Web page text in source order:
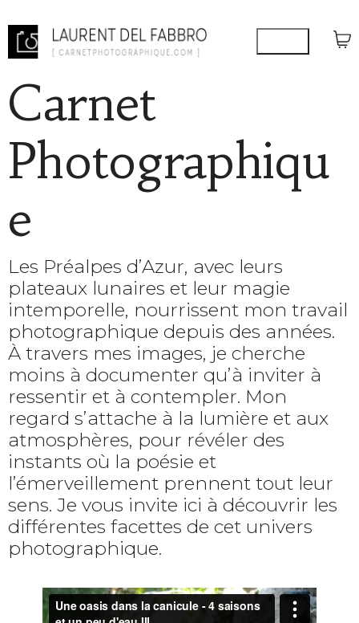
Carnet
Photographiqu
e
Les Préalpes d’Azur, avec leurs
plateaux lunaires et leur magie
intemporelle, nourrissent mon travail
photographique depuis des années.
À travers mes images, je cherche
moins à documenter qu’à inviter à
ressentir et à contempler. Mon
regard s’attache à la lumière et aux
atmosphères, pour révéler des
instants où la poésie et
l’émerveillement prennent tout leur
sens. Je vous invite ici à découvrir les
différentes facettes de cet univers
photographique.